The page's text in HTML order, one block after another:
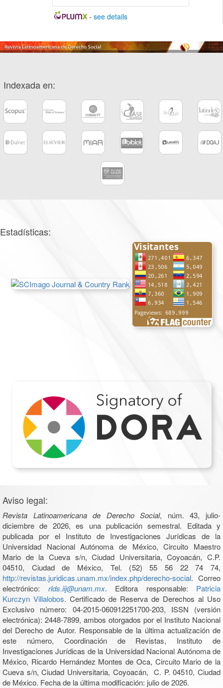
- see details
Indexada en:
Estadísticas:
Aviso legal:
Revista Latinoamericana de Derecho Social, núm. 43, julio-
diciembre de 2026, es una publicación semestral. Editada y
publicada por el Instituto de Investigaciones Jurídicas de la
Universidad Nacional Autónoma de México, Circuito Maestro
Mario de la Cueva s/n, Ciudad Universitaria, Coyoacán, C.P.
04510, Ciudad de México, Tel. (52) 55 56 22 74 74,
http://revistas.juridicas.unam.mx/index.php/derecho-social. Correo
electrónico: rlds.iij@unam.mx. Editora responsable: Patricia
Kurczyn Villalobos. Certificado de Reserva de Derechos al Uso
Exclusivo número: 04-2015-060912251700-203, ISSN (versión
electrónica): 2448-7899, ambos otorgados por el Instituto Nacional
del Derecho de Autor. Responsable de la última actualización de
este número, Coordinación de Revistas, Instituto de
Investigaciones Jurídicas de la Universidad Nacional Autónoma de
México, Ricardo Hernández Montes de Oca, Circuito Mario de la
Cueva s/n, Ciudad Universitaria, Coyoacán, C. P. 04510, Ciudad
de México. Fecha de la última modificación: julio de 2026.